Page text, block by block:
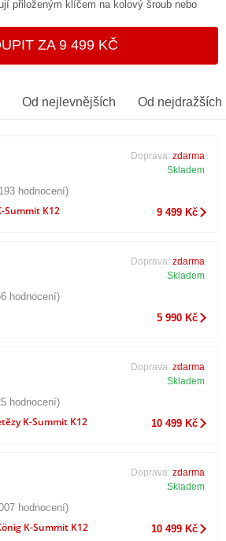
přiloženým klíčem na kolový šroub nebo
ZA 9 499 KČ
Od nejlevnějších Od nejdražších
hodnocení)
Summit K12
Doprava: zdarma
Skladem
9 499 Kč
hodnocení)
Doprava: zdarma
Skladem
5 990 Kč
hodnocení)
K-Summit K12
Doprava: zdarma
Skladem
10 499 Kč
hodnocení)
K-Summit K12
Doprava: zdarma
Skladem
10 499 Kč